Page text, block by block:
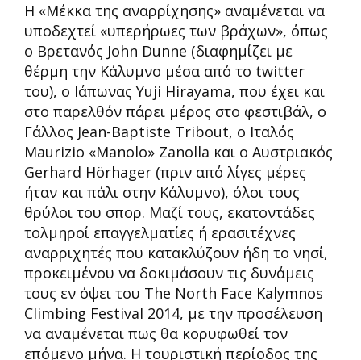
Η «Μέκκα της αναρρίχησης» αναμένεται να
υποδεχτεί «υπερήρωες των βράχων», όπως
ο Βρετανός John Dunne (διαφημίζει με
θέρμη την Κάλυμνο μέσα από το twitter
του), ο Ιάπωνας Yuji Hirayama, που έχει και
στο παρελθόν πάρει μέρος στο φεστιβάλ, ο
Γάλλος Jean-Baptiste Tribout, ο Ιταλός
Maurizio «Manolo» Zanolla και ο Αυστριακός
Gerhard Hörhager (πριν από λίγες μέρες
ήταν και πάλι στην Κάλυμνο), όλοι τους
θρύλοι του σπορ. Μαζί τους, εκατοντάδες
τολμηροί επαγγελματίες ή ερασιτέχνες
αναρριχητές που κατακλύζουν ήδη το νησί,
προκειμένου να δοκιμάσουν τις δυνάμεις
τους εν όψει του The North Face Kalymnos
Climbing Festival 2014, με την προσέλευση
να αναμένεται πως θα κορυφωθεί τον
επόμενο μήνα. Η τουριστική περίοδος της